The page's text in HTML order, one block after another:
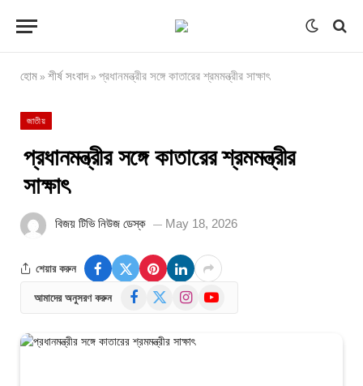
হোম » শীর্ষ সংবাদ» প্রধানমন্ত্রীর সঙ্গে কাতারের শ্রমমন্ত্রীর সাক্ষাৎ
জাতীয়
প্রধানমন্ত্রীর সঙ্গে কাতারের শ্রমমন্ত্রীর
সাক্ষাৎ
বিজয় টিভি নিউজ ডেস্ক May 18, 2026
শেয়ার করুন
আমাদের অনুসরণ করুন Facebook InstagramYouTube